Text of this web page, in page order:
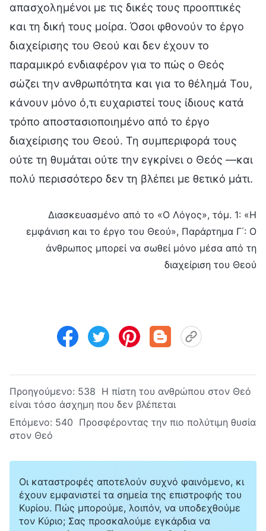
απασχολημένοι με τις δικές τους προοπτικές
και τη δική τους μοίρα. Όσοι φθονούν το έργο
διαχείρισης του Θεού και δεν έχουν το
παραμικρό ενδιαφέρον για το πώς ο Θεός
σώζει την ανθρωπότητα και για το θέλημά Του,
κάνουν μόνο ό,τι ευχαριστεί τους ίδιους κατά
τρόπο αποστασιοποιημένο από το έργο
διαχείρισης του Θεού. Τη συμπεριφορά τους
ούτε τη θυμάται ούτε την εγκρίνει ο Θεός —και
πολύ περισσότερο δεν τη βλέπει με θετικό μάτι.
Διασκευασμένο από το «Ο Λόγος», τόμ. 1: «Η
εμφάνιση και το έργο του Θεού», Παράρτημα Γ΄: Ο
άνθρωπος μπορεί να σωθεί μόνο μέσα από τη
διαχείριση του Θεού
Προηγούμενο: 538 Η πίστη του ανθρώπου στον Θεό
είναι τόσο άσχημη που δεν βλέπεται
Επόμενο: 540 Προσφέροντας την πιο πολύτιμη θυσία
στον Θεό
Οι καταστροφές αποτελούν συχνό φαινόμενο, κι
έχουν εμφανιστεί τα σημεία της επιστροφής του
Κυρίου. Πώς μπορούμε, λοιπόν, να υποδεχθούμε
τον Κύριο; Σας προσκαλούμε εγκάρδια να